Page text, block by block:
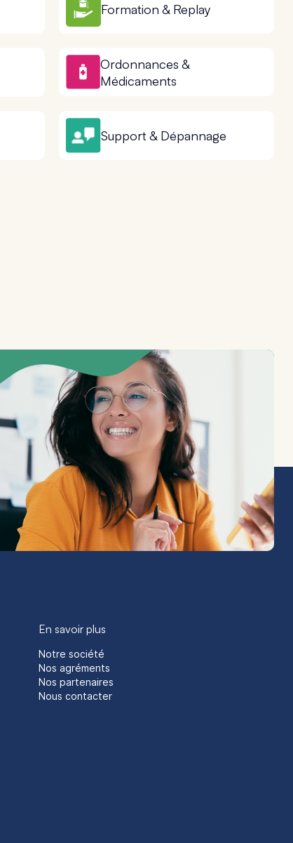
Formation & Replay
Ordonnances &
Médicaments
Support & Dépannage
En savoir plus
Notre société
Nos agréments
Nos partenaires
Nous contacter